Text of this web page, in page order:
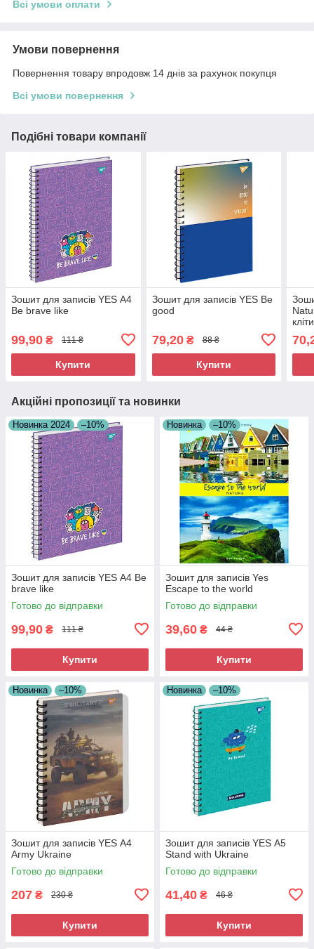
Всі умови оплати
Умови повернення
Повернення товару впродовж 14 днів за рахунок покупця
Всі умови повернення
Подібні товари компанії
Зошит для записів YES А4
Be brave like
99,90 ₴ 111 ₴
Купити
Зошит для записів YES Be
good
79,20₴ 88 ₴
Купити
Акційні пропозиції та новинки
Новинка 2024 –10%
Зошит для записів YES А4 Be
brave like
Готово до відправки
99,90 ₴ 111 ₴
Купити
Новинка –10%
Зошит для записів Yes
Escape to the world
Готово до відправки
39,60 ₴ 44 ₴
Купити
Новинка –10%
Зошит для записів YES А4
Army Ukraine
Готово до відправки
207 ₴ 230 ₴
Купити
Новинка –10%
Зошит для записів YES А5
Stand with Ukraine
Готово до відправки
41,40 ₴ 46 ₴
Купити